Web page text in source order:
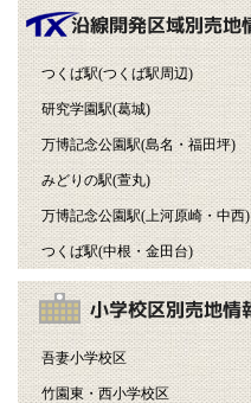
つくば駅(つくば駅周辺)
研究学園駅(葛城)
万博記念公園駅(島名・福田坪)
みどりの駅(萱丸)
万博記念公園駅(上河原崎・中西)
つくば駅(中根・金田台)
吾妻小学校区
竹園東・西小学校区